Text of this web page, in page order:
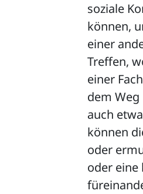
soziale
können,
einer
Treffen,
einer
dem
auch
können
oder
oder eine